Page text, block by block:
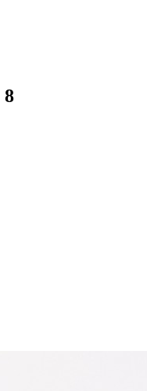
8